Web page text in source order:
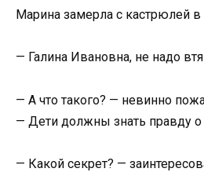
Марина замерла с кастрюлей в
— Галина Ивановна, не надо
— А что такого? — невинно
— Дети должны знать правду о
— Какой секрет? —